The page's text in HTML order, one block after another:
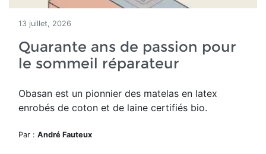
13 juillet, 2026
Quarante ans de passion pour
le sommeil réparateur
Obasan est un pionnier des matelas en latex
enrobés de coton et de laine certifiés bio.
Par : André Fauteux